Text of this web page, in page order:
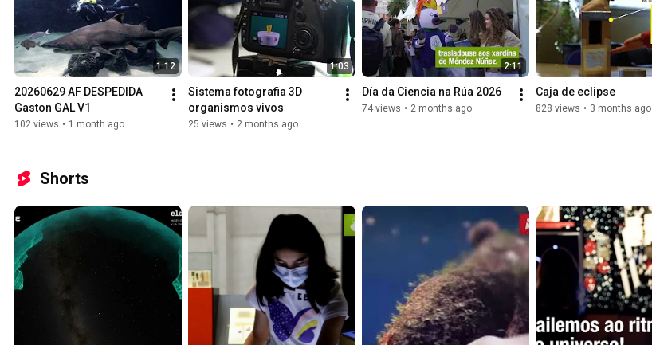
1:12
20260629 AF DESPEDIDA
Gaston GAL V1
102 views • 1 month ago
1:03
Sistema fotografia 3D
organismos vivos
25 views • 2 months ago
2:11
Día da Ciencia na Rúa 2026
74 views • 2 months ago
Caja de eclipse
828 views • 3 months ago
Shorts